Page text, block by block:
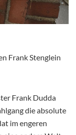
Frank Stenglein
Frank Dudda
die absolute
im engeren